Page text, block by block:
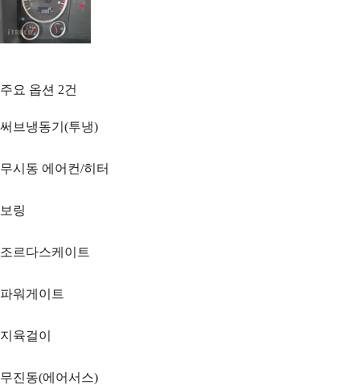
주요 옵션 2건
써브냉동기(투냉)
무시동 에어컨/히터
보링
조르다스케이트
파워게이트
지육걸이
무진동(에어서스)